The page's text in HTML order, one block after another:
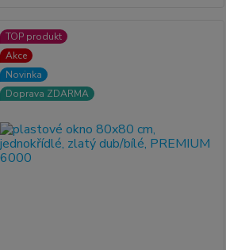
TOP produkt
Akce
Novinka
Doprava ZDARMA